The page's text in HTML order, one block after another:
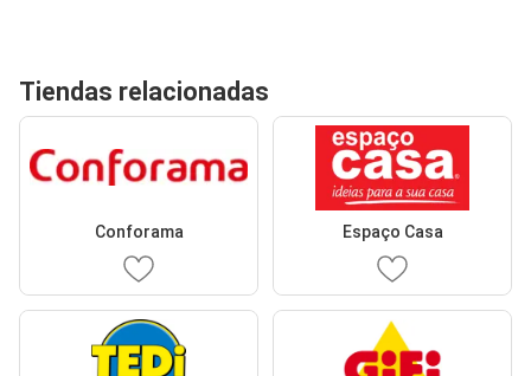
Tiendas relacionadas
Conforama Espaço Casa